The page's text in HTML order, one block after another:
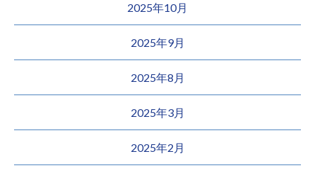
2025年10月
2025年9月
2025年8月
2025年3月
2025年2月